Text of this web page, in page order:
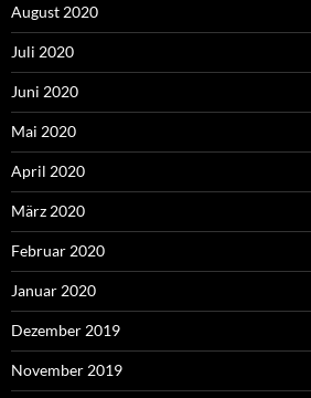
August 2020
Juli 2020
Juni 2020
Mai 2020
April 2020
März 2020
Februar 2020
Januar 2020
Dezember 2019
November 2019